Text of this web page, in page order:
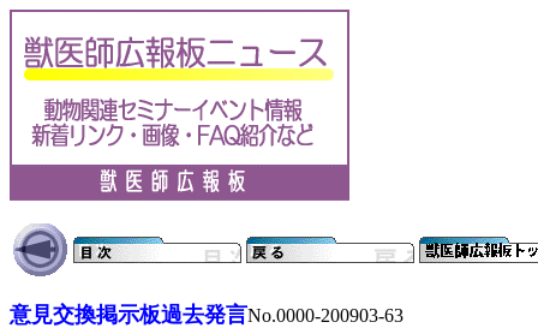
意見交換掲示板過去発言No.0000-200903-63